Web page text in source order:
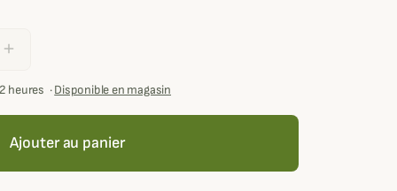
add
heures ·Disponible en magasin
Ajouter au panier